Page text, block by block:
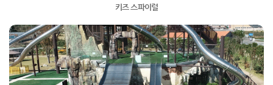
키즈 스파이럴